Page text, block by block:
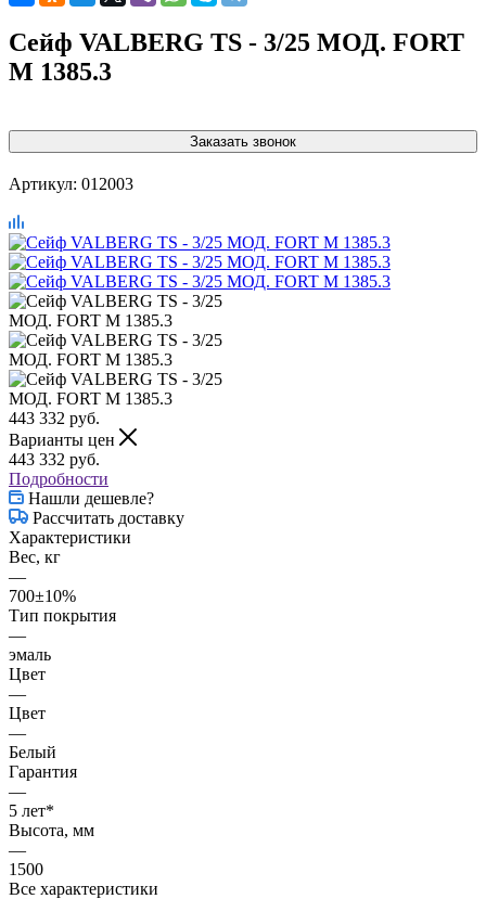
Сейф VALBERG TS - 3/25 МОД. FORT
M 1385.3
Заказать звонок
Артикул: 012003
443 332 руб.
Варианты цен
443 332 руб.
Подробности
Нашли дешевле?
Рассчитать доставку
Характеристики
Вес, кг
—
700±10%
Тип покрытия
—
эмаль
Цвет
—
Цвет
—
Белый
Гарантия
—
5 лет*
Высота, мм
—
1500
Все характеристики